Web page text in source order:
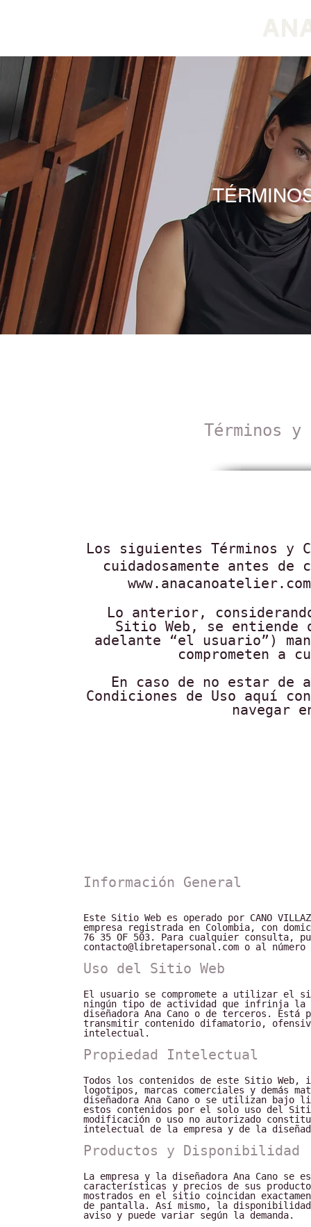
Términos y
Los siguientes Términos y
cuidadosamente antes
www.anacanoatelier.com
Lo anterior,
Sitio Web, se
adelante “el usuario”)
comprometen a
En caso de no estar de
Condiciones de Uso aquí
navegar
Información General
Este Sitio Web es operado por CANO
empresa registrada en Colombia, con
76 35 OF 503. Para cualquier consulta,
contacto@libretapersonal.com o al número
Uso del Sitio Web
El usuario se compromete a utilizar el
ningún tipo de actividad que infrinja la
diseñadora Ana Cano o de terceros.
transmitir contenido difamatorio,
intelectual.
Propiedad Intelectual
Todos los contenidos de este Sitio
logotipos, marcas comerciales y demás
diseñadora Ana Cano o se utilizan bajo
estos contenidos por el solo uso del
modificación o uso no autorizado
intelectual de la empresa y de la
Productos y Disponibilidad
La empresa y la diseñadora Ana Cano
características y precios de sus
mostrados en el sitio coincidan
de pantalla. Así mismo, la
aviso y puede variar según la demanda.